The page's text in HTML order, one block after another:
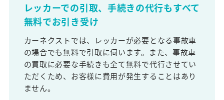
レッカーでの引取、手続きの代行もすべて
無料でお引き受け
カーネクストでは、レッカーが必要となる事故車
の場合でも無料で引取に伺います。また、事故車
の買取に必要な手続きも全て無料で代行させてい
ただくため、お客様に費用が発生することはあり
ません。